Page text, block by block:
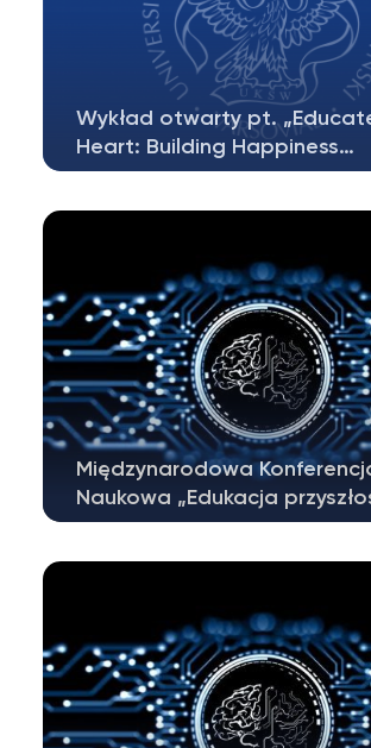
Wykład otwarty pt.
Heart: Building Happiness…
umysł, ale także emocje i
Międzynarodowa
Naukowa „Edukacja